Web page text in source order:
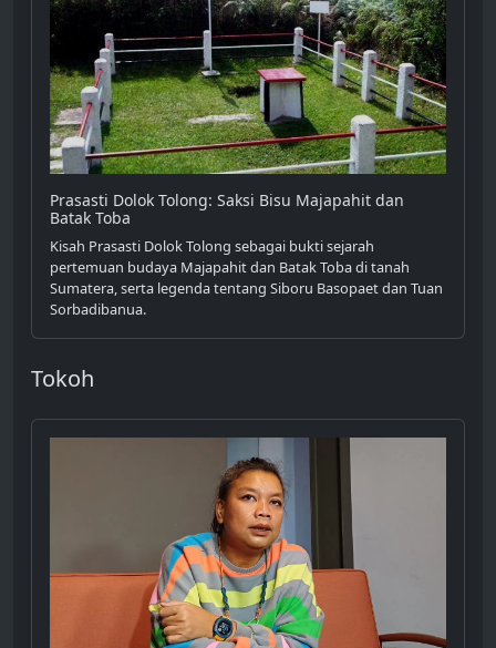
Prasasti Dolok Tolong: Saksi Bisu Majapahit dan
Batak Toba
Kisah Prasasti Dolok Tolong sebagai bukti sejarah
pertemuan budaya Majapahit dan Batak Toba di tanah
Sumatera, serta legenda tentang Siboru Basopaet dan Tuan
Sorbadibanua.
Tokoh